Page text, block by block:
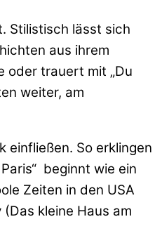
Stilistisch lässt sich
aus ihrem
oder trauert mit „Du
weiter, am
einfließen. So erklingen
beginnt wie ein
Zeiten in den USA
kleine Haus am